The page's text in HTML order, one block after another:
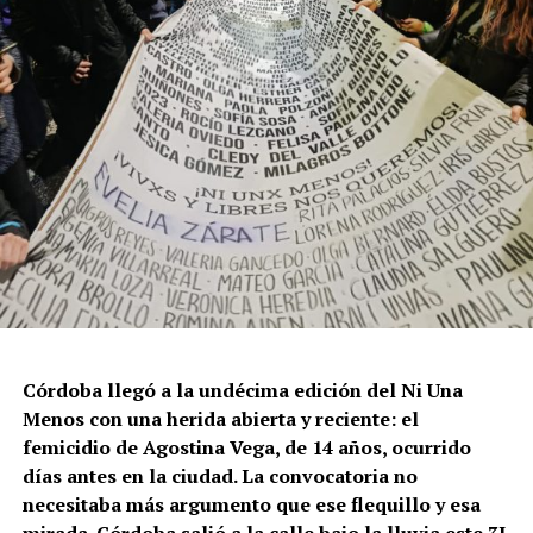
Córdoba llegó a la undécima edición del Ni Una
Menos con una herida abierta y reciente: el
femicidio de Agostina Vega, de 14 años, ocurrido
días antes en la ciudad. La convocatoria no
necesitaba más argumento que ese flequillo y esa